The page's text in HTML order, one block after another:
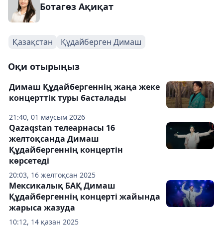
Ботагөз Ақиқат
Қазақстан Құдайберген Димаш
Оқи отырыңыз
21:40, 01 маусым 2026
Димаш Құдайбергеннің жаңа жеке
концерттік туры басталады
20:03, 16 желтоқсан 2025
Qazaqstan телеарнасы 16
желтоқсанда Димаш
Құдайбергеннің концертін
көрсетеді
10:12, 14 қазан 2025
Мексикалық БАҚ Димаш
Құдайбергеннің концерті жайында
жарыса жазуда